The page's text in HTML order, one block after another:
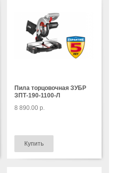
Пила торцовочная ЗУБР
ЗПТ-190-1100-Л
8 890.00 р.